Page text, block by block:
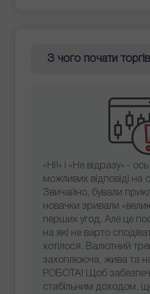
З чого почати
«Ні!» і «Не відразу» - ось
можливих відповіді на
Звичайно, бували
новачки зривали
перших угод. Але це
на які не варто
хотілося. Валютний
захоплююча, жива та
РОБОТА! Щоб
стабільним доходом,